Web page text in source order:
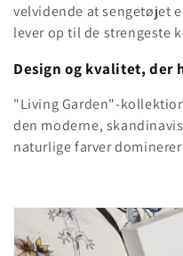
velvidende at sengetøjet
lever op til de strengeste
Design og kvalitet, der
"Living Garden"-
den moderne,
naturlige farver